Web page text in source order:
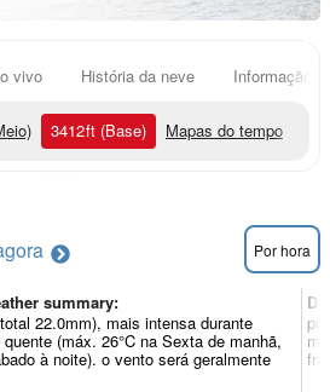
vivo História da neve Informação
3412ft (Base) Mapas do tempo
Por hora
summary:
22.0mm), mais intensa durante
(máx. 26°C na Sexta de manhã,
à noite). o vento será geralmente